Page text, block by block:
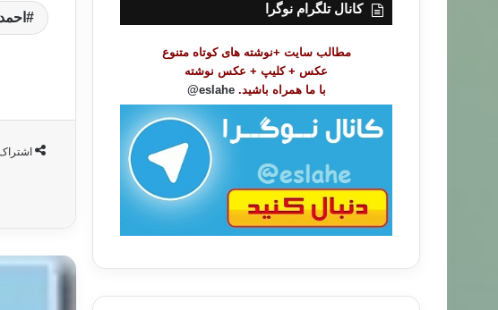
ض
کانال تلگرام نوگرا
مطالب سایت +نوشته های کوتاه متنوع
عکس + کلیپ + عکس نوشته
با ما همراه باشید. eslahe@